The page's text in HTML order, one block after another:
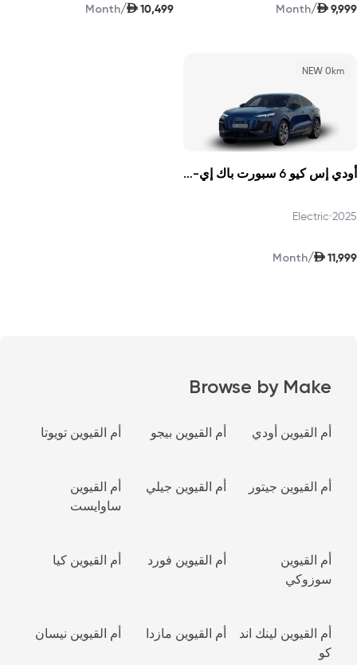
AED 9,999
/
Month
AED 10,499
/
Month
NEW 0km
أودي إس كيو 6 سبورت باك إي-ترون 2025
2025
•
Electric
AED 11,999
/
Month
Browse by Make
أم القيوين أودي أم القيوين بيجو أم القيوين تويوتا
أم القيوين جيتور أم القيوين جيلي
أم القيوين
ساوايست
أم القيوين
سوزوكي
أم القيوين فورد أم القيوين كيا
أم القيوين لينك اند
كو
أم القيوين مازدا أم القيوين نيسان